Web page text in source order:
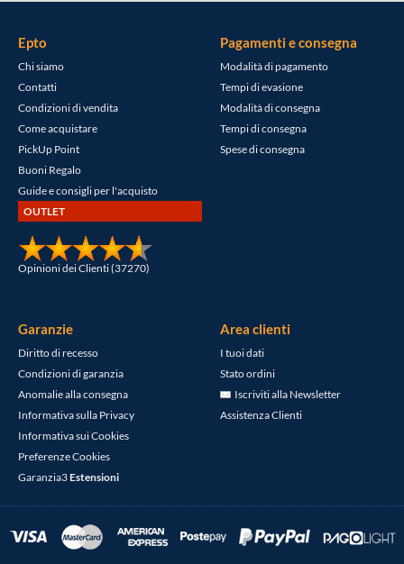
Epto
Chi siamo
Contatti
Condizioni di vendita
Come acquistare
PickUp Point
Buoni Regalo
Guide e consigli per l'acquisto
OUTLET
Opinioni dei Clienti (37270)
Pagamenti e consegna
Modalità di pagamento
Tempi di evasione
Modalità di consegna
Tempi di consegna
Spese di consegna
Garanzie
Diritto di recesso
Condizioni di garanzia
Anomalie alla consegna
Informativa sulla Privacy
Informativa sui Cookies
Preferenze Cookies
Garanzia3Estensioni
Area clienti
I tuoi dati
Stato ordini
Iscriviti alla Newsletter
Assistenza Clienti